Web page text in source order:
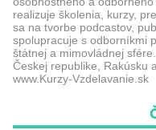
realizuje školenia, kurzy,
sa na tvorbe podcastov,
spolupracuje s odborníkmi
štátnej a mimovládnej
Českej republike, Rakúsku
www.Kurzy-Vzdelavanie.sk